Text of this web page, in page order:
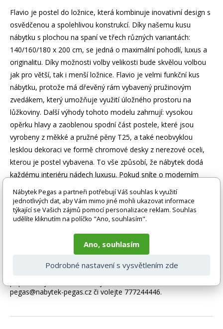
Flavio je postel do ložnice, která kombinuje inovativní design s
osvědčenou a spolehlivou konstrukcí. Díky našemu kusu
nábytku s plochou na spaní ve třech různých variantách:
140/160/180 x 200 cm, se jedná o maximální pohodlí, luxus a
originalitu. Díky možnosti volby velikosti bude skvělou volbou
jak pro větší, tak i menší ložnice. Flavio je velmi funkční kus
nábytku, protože má dřevěný rám vybavený pružinovým
zvedákem, který umožňuje využití úložného prostoru na
lůžkoviny. Další výhody tohoto modelu zahrnují: vysokou
opěrku hlavy a zaoblenou spodní část postele, které jsou
vyrobeny z měkké a pružné pěny T25, a také neobvyklou
lesklou dekoraci ve formě chromové desky z nerezové oceli,
kterou je postel vybavena. To vše způsobí, že nábytek dodá
každému interiéru nádech luxusu. Pokud sníte o moderním
interiéru v glamour stylu, pak Flavio bude jistě tou nejlepší
volbou.
Zboží je dodáváno bez doplňků a dekorací (např. textilních
doplňků, spotřebičů, baterie, matrací atd.), nejsou tedy v ceně.
Pokud není uvedeno jinak. Většinou je zboží dodáváno v
demontovaném stavu, dle charakteru zboží. Fotografie mohou
být i ilustrační a barva produktu nemusí odpovídat skutečnosti
vlivem nastavení monitoru a převodem do el. podoby. V
pegas@nabytek-pegas.cz či volejte 777244446.
Nábytek Pegas a partneři potřebují Váš souhlas k využití
jednotlivých dat, aby Vám mimo jiné mohli ukazovat informace
týkající se Vašich zájmů pomocí personalizace reklam. Souhlas
udělíte kliknutím na políčko "Ano, souhlasím".
Ano, souhlasím
Podrobné nastavení s vysvětlením zde